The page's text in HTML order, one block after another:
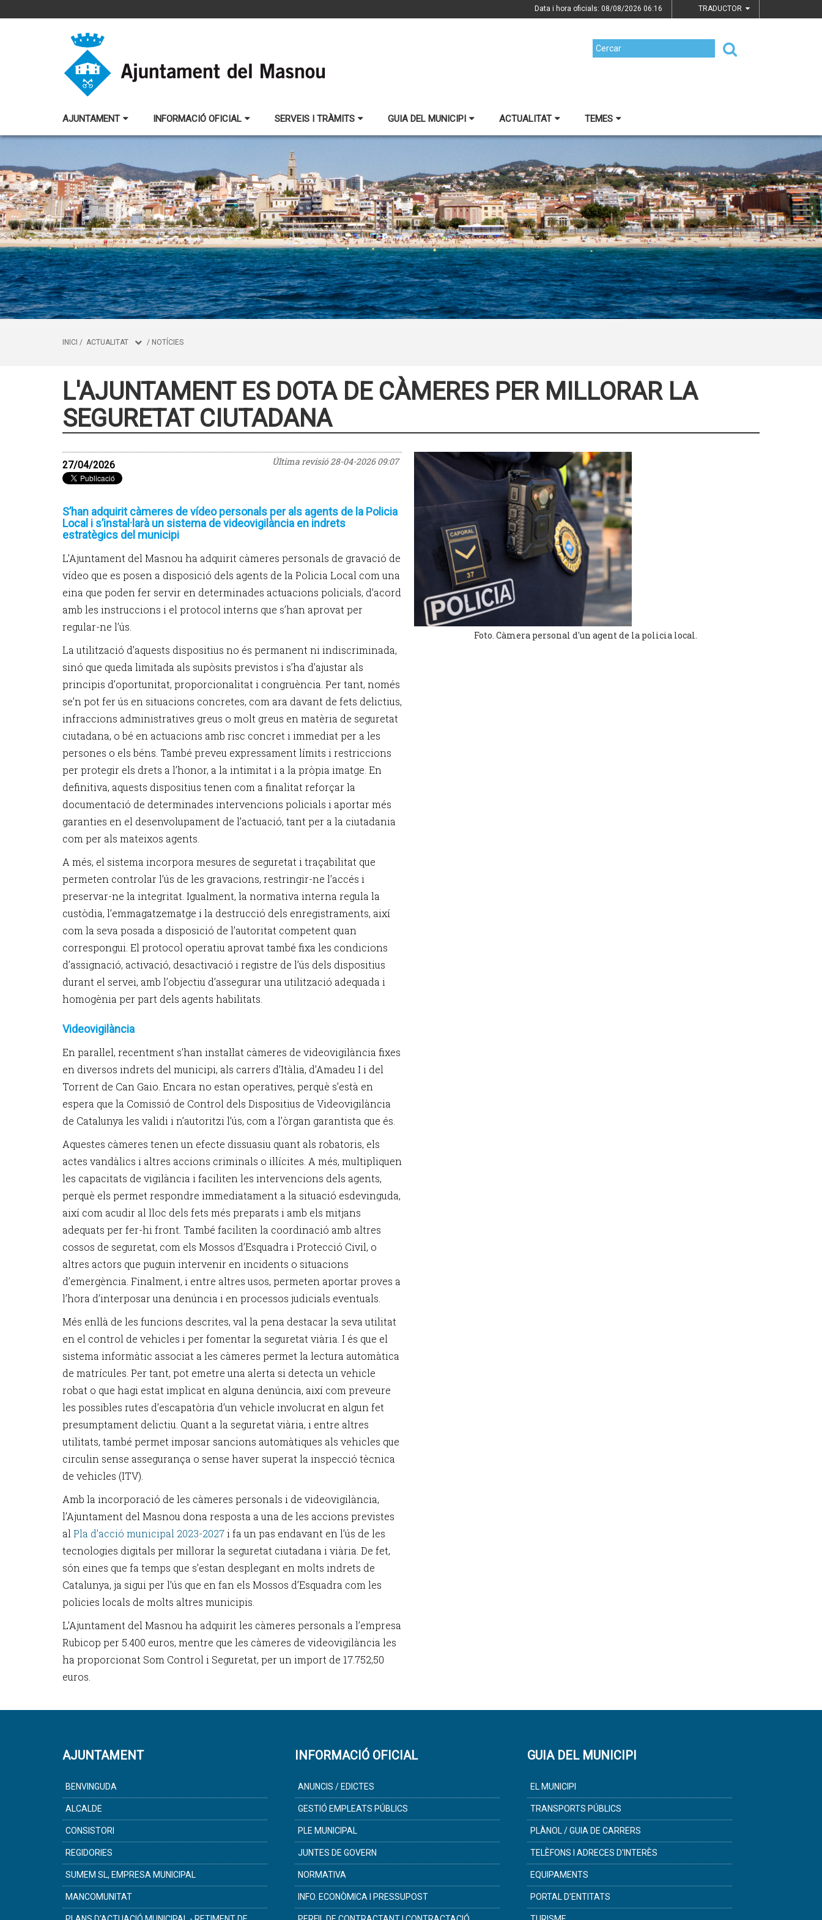
Data i hora oficials: 08/08/2026 06:16 TRADUCTOR
AJUNTAMENT INFORMACIÓ OFICIAL SERVEIS I TRÀMITS GUIA DEL MUNICIPI ACTUALITAT TEMES
INICI / ACTUALITAT / NOTÍCIES
L'AJUNTAMENT ES DOTA DE CÀMERES PER MILLORAR LA
SEGURETAT CIUTADANA
Última revisió28-04-2026 09:07
27/04/2026
S’han adquirit càmeres de vídeo personals per als agents de la Policia
Local i s’instal·larà un sistema de videovigilància en indrets
estratègics del municipi
L’Ajuntament del Masnou ha adquirit càmeres personals de gravació de
vídeo que es posen a disposició dels agents de la Policia Local com una
eina que poden fer servir en determinades actuacions policials, d’acord
amb les instruccions i el protocol interns que s’han aprovat per
regular-ne l’ús.
La utilització d’aquests dispositius no és permanent ni indiscriminada,
sinó que queda limitada als supòsits previstos i s’ha d’ajustar als
principis d’oportunitat, proporcionalitat i congruència. Per tant, només
se’n pot fer ús en situacions concretes, com ara davant de fets delictius,
infraccions administratives greus o molt greus en matèria de seguretat
ciutadana, o bé en actuacions amb risc concret i immediat per a les
persones o els béns. També preveu expressament límits i restriccions
per protegir els drets a l’honor, a la intimitat i a la pròpia imatge. En
definitiva, aquests dispositius tenen com a finalitat reforçar la
documentació de determinades intervencions policials i aportar més
garanties en el desenvolupament de l’actuació, tant per a la ciutadania
com per als mateixos agents.
A més, el sistema incorpora mesures de seguretat i traçabilitat que
permeten controlar l’ús de les gravacions, restringir-ne l’accés i
preservar-ne la integritat. Igualment, la normativa interna regula la
custòdia, l’emmagatzematge i la destrucció dels enregistraments, així
com la seva posada a disposició de l’autoritat competent quan
correspongui. El protocol operatiu aprovat també fixa les condicions
d’assignació, activació, desactivació i registre de l’ús dels dispositius
durant el servei, amb l’objectiu d’assegurar una utilització adequada i
homogènia per part dels agents habilitats.
Videovigilància
En paral·lel, recentment s’han instal·lat càmeres de videovigilància fixes
en diversos indrets del municipi, als carrers d’Itàlia, d’Amadeu I i del
Torrent de Can Gaio. Encara no estan operatives, perquè s’està en
espera que la Comissió de Control dels Dispositius de Videovigilància
de Catalunya les validi i n’autoritzi l’ús, com a l’òrgan garantista que és.
Aquestes càmeres tenen un efecte dissuasiu quant als robatoris, els
actes vandàlics i altres accions criminals o il·lícites. A més, multipliquen
les capacitats de vigilància i faciliten les intervencions dels agents,
perquè els permet respondre immediatament a la situació esdevinguda,
així com acudir al lloc dels fets més preparats i amb els mitjans
adequats per fer-hi front. També faciliten la coordinació amb altres
cossos de seguretat, com els Mossos d’Esquadra i Protecció Civil, o
altres actors que puguin intervenir en incidents o situacions
d’emergència. Finalment, i entre altres usos, permeten aportar proves a
l’hora d’interposar una denúncia i en processos judicials eventuals.
Més enllà de les funcions descrites, val la pena destacar la seva utilitat
en el control de vehicles i per fomentar la seguretat viària. I és que el
sistema informàtic associat a les càmeres permet la lectura automàtica
de matrícules. Per tant, pot emetre una alerta si detecta un vehicle
robat o que hagi estat implicat en alguna denúncia, així com preveure
les possibles rutes d’escapatòria d’un vehicle involucrat en algun fet
presumptament delictiu. Quant a la seguretat viària, i entre altres
utilitats, també permet imposar sancions automàtiques als vehicles que
circulin sense assegurança o sense haver superat la inspecció tècnica
de vehicles (ITV).
Amb la incorporació de les càmeres personals i de videovigilància,
l’Ajuntament del Masnou dona resposta a una de les accions previstes
al Pla d’acció municipal 2023-2027i fa un pas endavant en l’ús de les
tecnologies digitals per millorar la seguretat ciutadana i viària. De fet,
són eines que fa temps que s’estan desplegant en molts indrets de
Catalunya, ja sigui per l’ús que en fan els Mossos d’Esquadra com les
policies locals de molts altres municipis.
L’Ajuntament del Masnou ha adquirit les càmeres personals a l’empresa
Rubicop per 5.400 euros, mentre que les càmeres de videovigilància les
ha proporcionat Som Control i Seguretat, per un import de 17.752,50
euros.
Foto. Càmera personal d'un agent de la policia local.
AJUNTAMENT
BENVINGUDA
ALCALDE
CONSISTORI
REGIDORIES
SUMEM SL, EMPRESA MUNICIPAL
MANCOMUNITAT
INFORMACIÓ OFICIAL
ANUNCIS / EDICTES
GESTIÓ EMPLEATS PÚBLICS
PLE MUNICIPAL
JUNTES DE GOVERN
NORMATIVA
INFO. ECONÒMICA I PRESSUPOST
GUIA DEL MUNICIPI
EL MUNICIPI
TRANSPORTS PÚBLICS
PLÀNOL / GUIA DE CARRERS
TELÈFONS I ADRECES D'INTERÈS
EQUIPAMENTS
PORTAL D'ENTITATS